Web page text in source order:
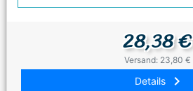
28,38 €
Versand: 23,80 €
Details keyboard_arrow_right